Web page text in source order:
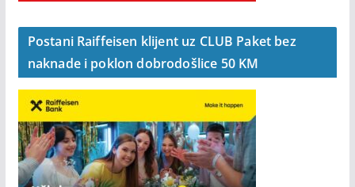
Postani Raiffeisen klijent uz CLUB Paket bez
naknade i poklon dobrodošlice 50 KM